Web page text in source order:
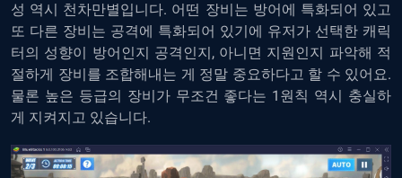
성 역시 천차만별입니다. 어떤 장비는 방어에 특화되어 있고
또 다른 장비는 공격에 특화되어 있기에 유저가 선택한 캐릭
터의 성향이 방어인지 공격인지, 아니면 지원인지 파악해 적
절하게 장비를 조합해내는 게 정말 중요하다고 할 수 있어요.
물론 높은 등급의 장비가 무조건 좋다는 1원칙 역시 충실하
게 지켜지고 있습니다.